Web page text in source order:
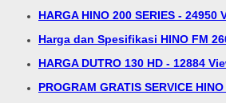
HARGA HINO 200 SERIES - 24950
Harga dan Spesifikasi HINO FM
HARGA DUTRO 130 HD - 12884
PROGRAM GRATIS SERVICE